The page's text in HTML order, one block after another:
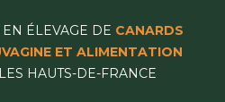
ÉLEVAGE DE CANARDS
ET ALIMENTATION
HAUTS-DE-FRANCE